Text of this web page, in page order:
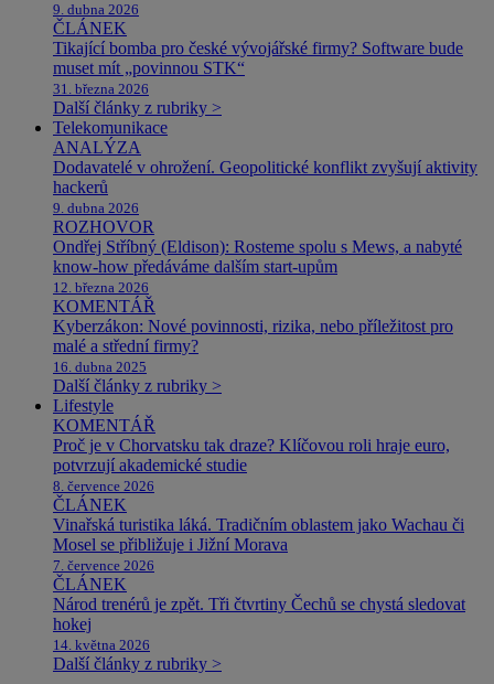
9. dubna 2026
ČLÁNEK
Tikající bomba pro české vývojářské firmy? Software bude
muset mít „povinnou STK“
31. března 2026
Další články z rubriky >
Telekomunikace
ANALÝZA
Dodavatelé v ohrožení. Geopolitické konflikt zvyšují aktivity
hackerů
9. dubna 2026
ROZHOVOR
Ondřej Stříbný (Eldison): Rosteme spolu s Mews, a nabyté
know-how předáváme dalším start-upům
12. března 2026
KOMENTÁŘ
Kyberzákon: Nové povinnosti, rizika, nebo příležitost pro
malé a střední firmy?
16. dubna 2025
Další články z rubriky >
Lifestyle
KOMENTÁŘ
Proč je v Chorvatsku tak draze? Klíčovou roli hraje euro,
potvrzují akademické studie
8. července 2026
ČLÁNEK
Vinařská turistika láká. Tradičním oblastem jako Wachau či
Mosel se přibližuje i Jižní Morava
7. července 2026
ČLÁNEK
Národ trenérů je zpět. Tři čtvrtiny Čechů se chystá sledovat
hokej
14. května 2026
Další články z rubriky >